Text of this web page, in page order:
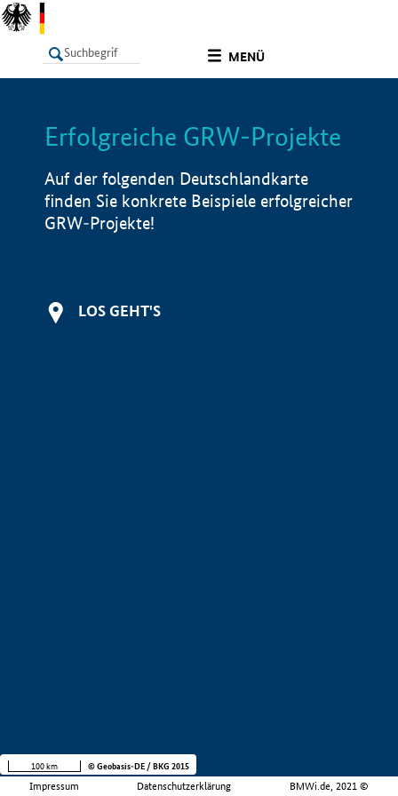
MENÜ
LISTE Info
Erfolgreiche GRW-Projekte
Auf der folgenden Deutschlandkarte
finden Sie konkrete Beispiele erfolgreicher
GRW-Projekte!
LOS GEHT'S
Impressum Datenschutzerklärung BMWi.de, 2021 ©
100 km © Geobasis-DE / BKG 2015